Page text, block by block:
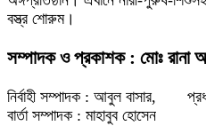
বস্ত্র শোরুম।
সম্পাদক ও প্রকাশক : মোঃ রানা
নির্বাহী সম্পাদক : আবুল বাসার,
বার্তা সম্পাদক : মাহাবুব হোসেন